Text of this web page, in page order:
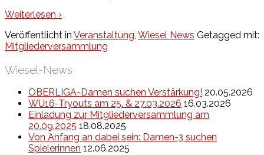
Weiterlesen ›
Veröffentlicht in Veranstaltung, Wiesel News Getagged mit:
Mitgliederversammlung
Wiesel-News
OBERLIGA-Damen suchen Verstärkung! 20.05.2026
WU16-Tryouts am 25. & 27.03.2026 16.03.2026
Einladung zur Mitgliederversammlung am
20.09.2025 18.08.2025
Von Anfang an dabei sein: Damen-3 suchen
Spielerinnen 12.06.2025